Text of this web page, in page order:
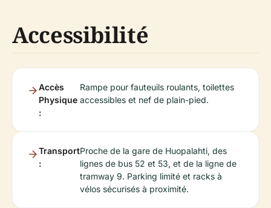
Accessibilité
Accès
Physique
:
Rampe pour fauteuils roulants, toilettes
accessibles et nef de plain-pied.
Transport
:
Proche de la gare de Huopalahti, des
lignes de bus 52 et 53, et de la ligne de
tramway 9. Parking limité et racks à
vélos sécurisés à proximité.